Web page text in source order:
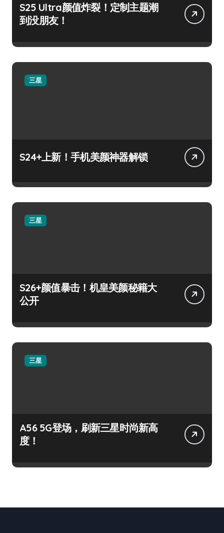
S25 Ultra颜值炸裂！定制主题潮
到没朋友！
三星
S24+上新！手机美颜神器解锁
三星
S26+颜值暴击！机皇美颜秘籍大
公开
三星
A56 5G登场，刷新三星时尚新高
度！